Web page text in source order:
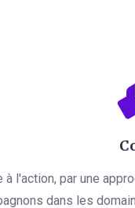
à l'action, par une
dans les